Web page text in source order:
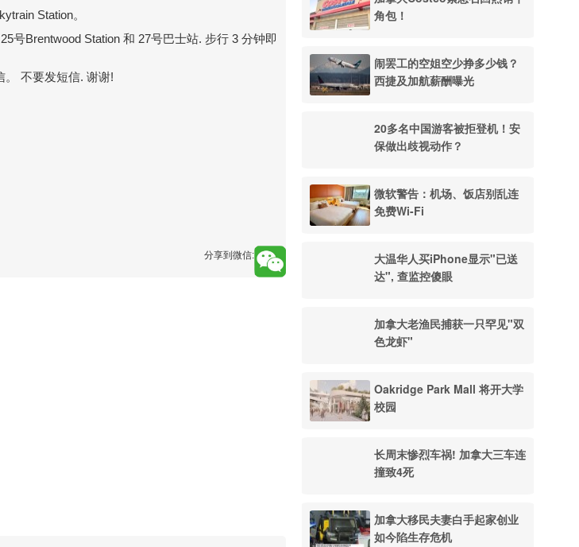
角包！
闹罢工的空姐空少挣多少钱？
西捷及加航薪酬曝光
20多名中国游客被拒登机！安
保做出歧视动作？
微软警告：机场、饭店别乱连
免费Wi-Fi
大温华人买iPhone显示"已送
达", 查监控傻眼
加拿大老渔民捕获一只罕见"双
色龙虾"
Oakridge Park Mall 将开大学
校园
长周末惨烈车祸! 加拿大三车连
撞致4死
加拿大移民夫妻白手起家创业
如今陷生存危机
Station。
号Brentwood Station 和 27号巴士站. 步行 3 分钟即
。 不要发短信. 谢谢!
分享到微信: